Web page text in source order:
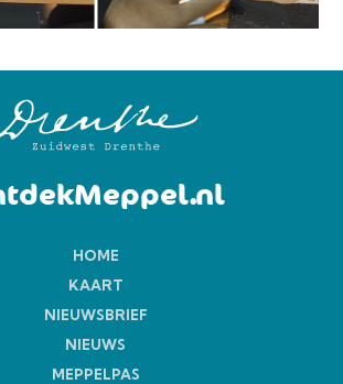
HOME
KAART
NIEUWSBRIEF
NIEUWS
MEPPELPAS